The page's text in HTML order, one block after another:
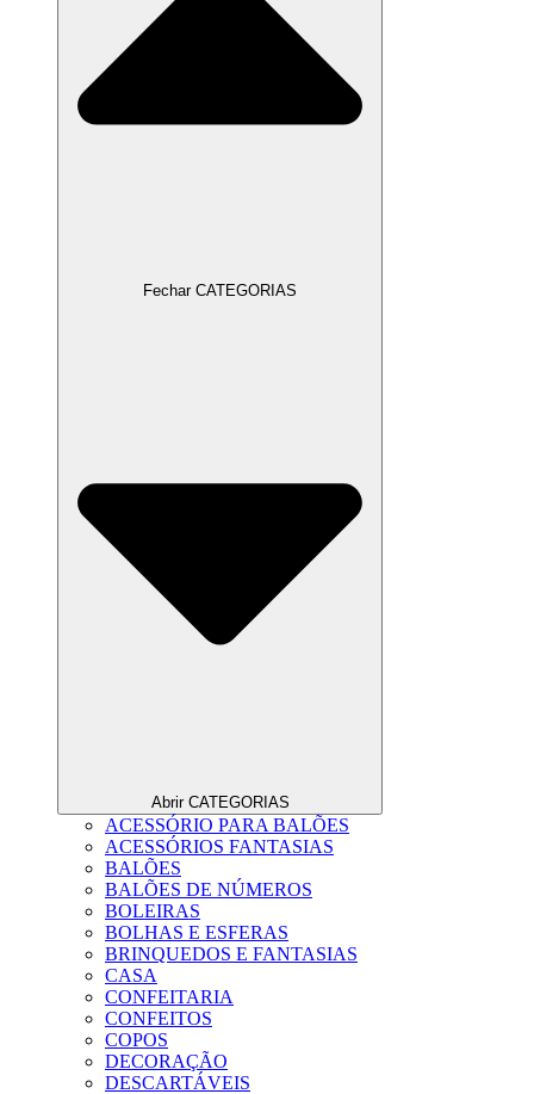
Fechar CATEGORIAS
Abrir CATEGORIAS
ACESSÓRIO PARA BALÕES
ACESSÓRIOS FANTASIAS
BALÕES
BALÕES DE NÚMEROS
BOLEIRAS
BOLHAS E ESFERAS
BRINQUEDOS E FANTASIAS
CASA
CONFEITARIA
CONFEITOS
COPOS
DECORAÇÃO
DESCARTÁVEIS